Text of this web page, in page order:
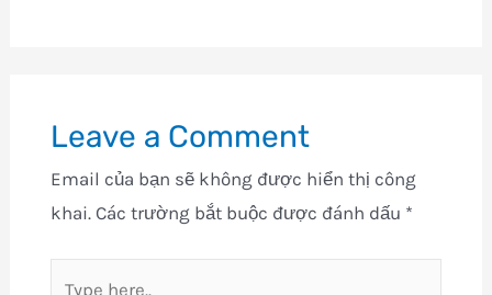
Leave a Comment
Email của bạn sẽ không được hiển thị công
khai. Các trường bắt buộc được đánh dấu *